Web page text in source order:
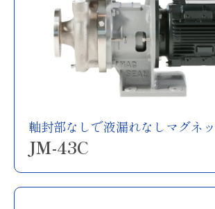
軸封部なしで液漏れなしマグネ
JM-43C